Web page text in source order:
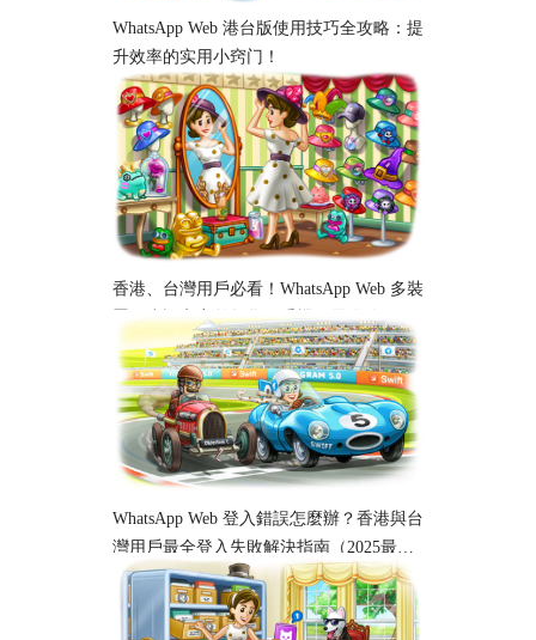
WhatsApp Web 港台版使用技巧全攻略：提
升效率的实用小窍门！
香港、台灣用戶必看！WhatsApp Web 多裝
置同步設定完整教學｜手機、電腦跨平台
使用指南
WhatsApp Web 登入錯誤怎麼辦？香港與台
灣用戶最全登入失敗解決指南（2025最
新）